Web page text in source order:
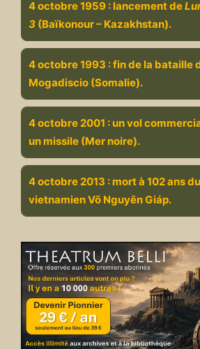
4 octobre 1959 : lancement de
3 (Baïkonour – Kazakhstan).
4 octobre 1993 : fin de la bataille
Mogadiscio (Somalie).
4 octobre 2001 : un vol
un missile (Mer noire).
4 octobre 2013 : mort à 102 ans
vietnamien Võ Nguyên Giáp.